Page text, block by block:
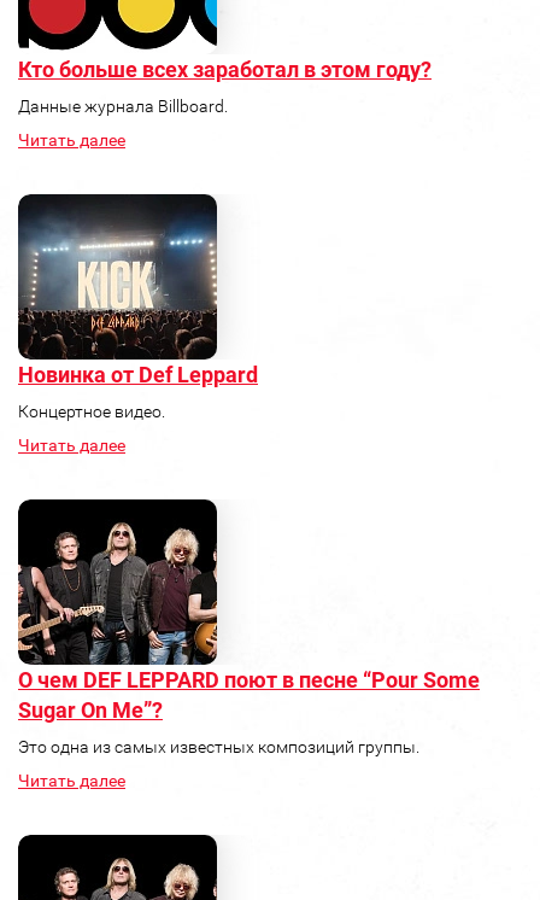
Кто больше всех заработал в этом году?
Данные журнала Billboard.
Читать далее
Новинка от Def Leppard
Концертное видео.
Читать далее
О чем DEF LEPPARD поют в песне “Pour Some
Sugar On Me”?
Это одна из самых известных композиций группы.
Читать далее